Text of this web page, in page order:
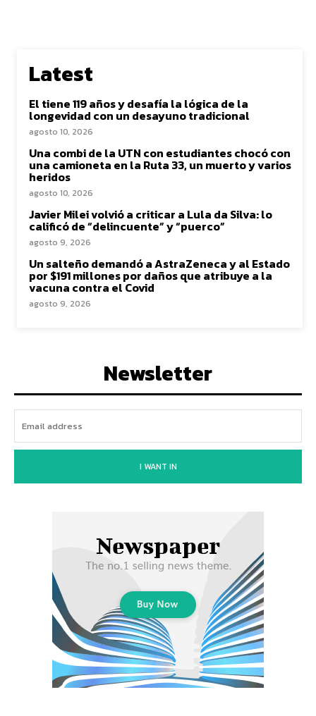
Latest
El tiene 119 años y desafía la lógica de la
longevidad con un desayuno tradicional
agosto 10, 2026
Una combi de la UTN con estudiantes chocó con
una camioneta en la Ruta 33, un muerto y varios
heridos
agosto 10, 2026
Javier Milei volvió a criticar a Lula da Silva: lo
calificó de “delincuente” y “puerco”
agosto 9, 2026
Un salteño demandó a AstraZeneca y al Estado
por $191 millones por daños que atribuye a la
vacuna contra el Covid
agosto 9, 2026
Newsletter
I WANT IN